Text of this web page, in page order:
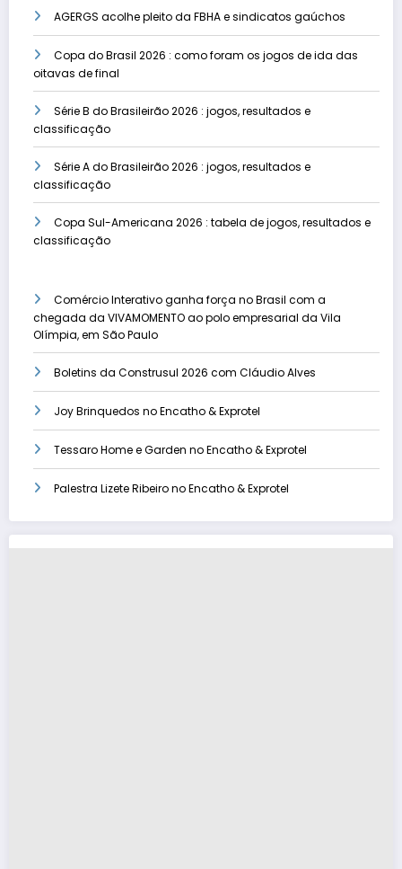
AGERGS acolhe pleito da FBHA e sindicatos gaúchos
Copa do Brasil 2026 : como foram os jogos de ida das
oitavas de final
Série B do Brasileirão 2026 : jogos, resultados e
classificação
Série A do Brasileirão 2026 : jogos, resultados e
classificação
Copa Sul-Americana 2026 : tabela de jogos, resultados e
classificação
Comércio Interativo ganha força no Brasil com a
chegada da VIVAMOMENTO ao polo empresarial da Vila
Olímpia, em São Paulo
Boletins da Construsul 2026 com Cláudio Alves
Joy Brinquedos no Encatho & Exprotel
Tessaro Home e Garden no Encatho & Exprotel
Palestra Lizete Ribeiro no Encatho & Exprotel